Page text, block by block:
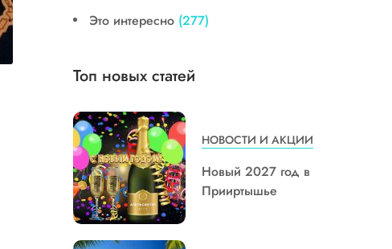
Это интересно (277)
Топ новых статей
НОВОСТИ И АКЦИИ
Новый 2027 год в
Прииртышье